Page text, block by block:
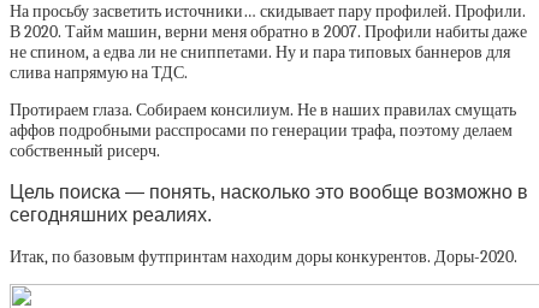
На просьбу засветить источники… скидывает пару профилей. Профили.
В 2020. Тайм машин, верни меня обратно в 2007. Профили набиты даже
не спином, а едва ли не сниппетами. Ну и пара типовых баннеров для
слива напрямую на ТДС.
Протираем глаза. Собираем консилиум. Не в наших правилах смущать
аффов подробными расспросами по генерации трафа, поэтому делаем
собственный рисерч.
Цель поиска — понять, насколько это вообще возможно в
сегодняшних реалиях.
Итак, по базовым футпринтам находим доры конкурентов. Доры-2020.